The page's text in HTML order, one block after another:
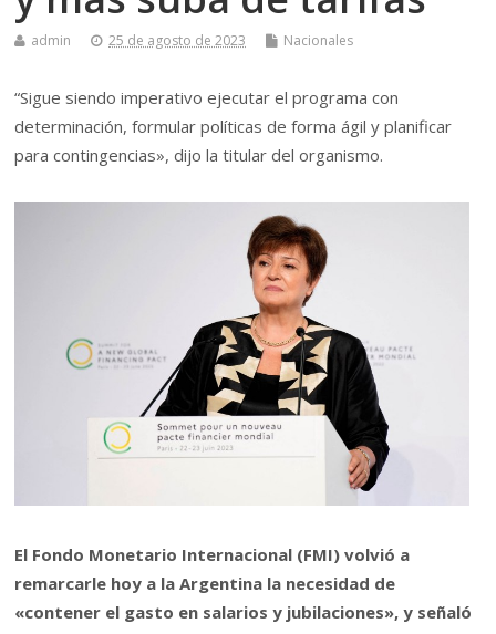
admin 25 de agosto de 2023 Nacionales
“Sigue siendo imperativo ejecutar el programa con
determinación, formular políticas de forma ágil y planificar
para contingencias», dijo la titular del organismo.
El Fondo Monetario Internacional (FMI) volvió a
remarcarle hoy a la Argentina la necesidad de
«contener el gasto en salarios y jubilaciones», y señaló